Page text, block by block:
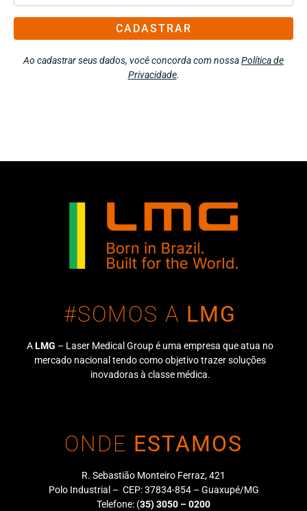
CADASTRAR
Ao cadastrar seus dados, você concorda com nossaPolítica de
Privacidade.
#SOMOS A LMG
ALMG – Laser Medical Group é uma empresa que atua no
mercado nacional tendo como objetivo trazer soluções
inovadoras à classe médica.
ONDE ESTAMOS
R. Sebastião Monteiro Ferraz, 421
Polo Industrial – CEP: 37834-854 – Guaxupé/MG
Telefone: (35) 3050 – 0200